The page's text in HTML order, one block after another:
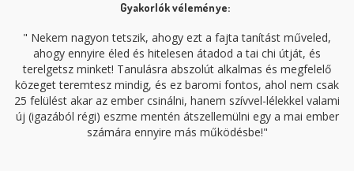
Gyakorlók véleménye:
" Nekem nagyon tetszik, ahogy ezt a fajta tanítást műveled,
ahogy ennyire éled és hitelesen átadod a tai chi útját, és
terelgetsz minket! Tanulásra abszolút alkalmas és megfelelő
közeget teremtesz mindig, és ez baromi fontos, ahol nem csak
25 felülést akar az ember csinálni, hanem szívvel-lélekkel valami
új (igazából régi) eszme mentén átszellemülni egy a mai ember
számára ennyire más működésbe!"